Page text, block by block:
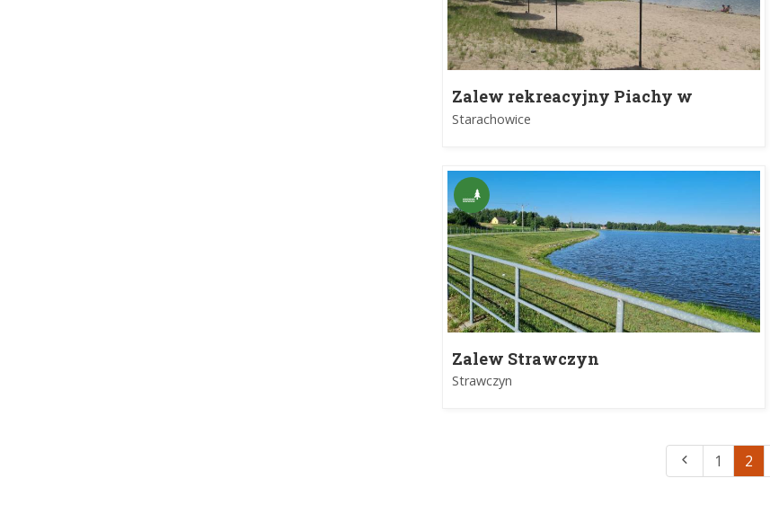
Zalew rekreacyjny Piachy w
Starachowicach
Starachowice
Zalew Strawczyn
Strawczyn
1 2